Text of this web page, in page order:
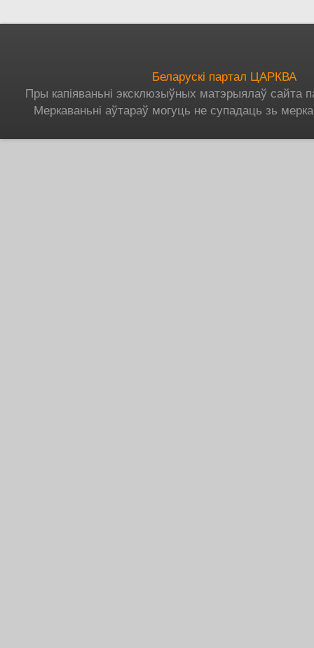
Беларускі партал ЦАРКВА
Пры капіяваньні эксклюзыўных матэрыялаў сайта
Меркаваньні аўтараў могуць не супадаць зь